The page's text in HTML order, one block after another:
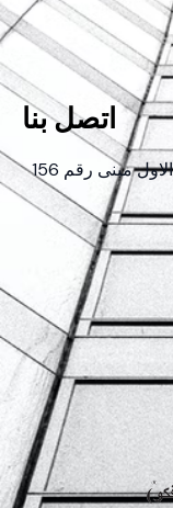
اتصل بنا
مبنى رقم 156